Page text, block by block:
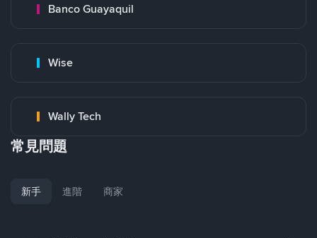
Banco Guayaquil
Wise
Wally Tech
常見問題
新手 進階 商家